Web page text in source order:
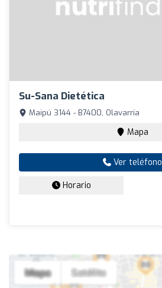
Su-Sana Dietética
Maipú 3144 - B7400, Olavarría
Mapa
Ver teléfono
Horario